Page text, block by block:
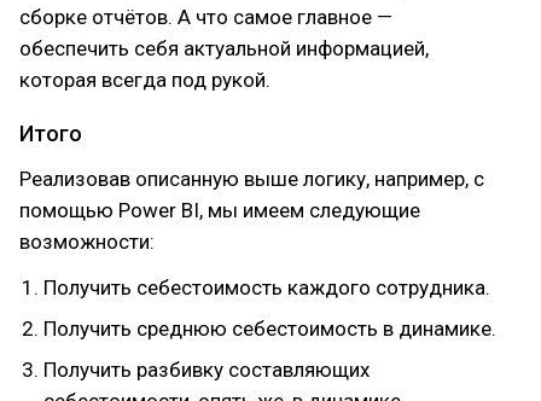
сборке отчётов. А что самое главное —
обеспечить себя актуальной информацией,
которая всегда под рукой.
Итого
Реализовав описанную выше логику, например, с
помощью Power BI, мы имеем следующие
возможности:
Получить себестоимость каждого сотрудника.
Получить среднюю себестоимость в динамике.
Получить разбивку составляющих